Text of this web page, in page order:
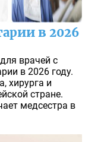
в 2026
врачей с
в 2026 году.
хирурга и
стране.
медсестра в